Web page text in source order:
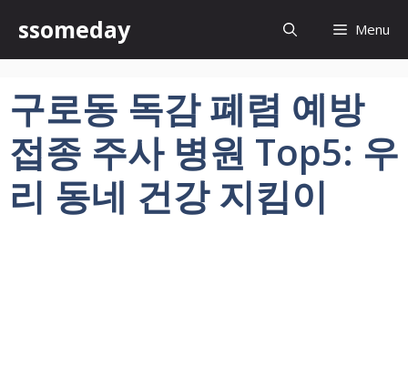
츠
뛰
ssomeday Menu
구로동 독감 폐렴 예방
접종 주사 병원 Top5: 우
리 동네 건강 지킴이